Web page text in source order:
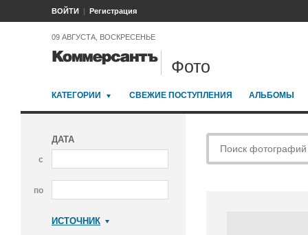
ВОЙТИ Регистрация
09 АВГУСТА, ВОСКРЕСЕНЬЕ
Фото
КАТЕГОРИИ СВЕЖИЕ ПОСТУПЛЕНИЯ АЛЬБОМЫ
ДАТА
с
по
ИСТОЧНИК